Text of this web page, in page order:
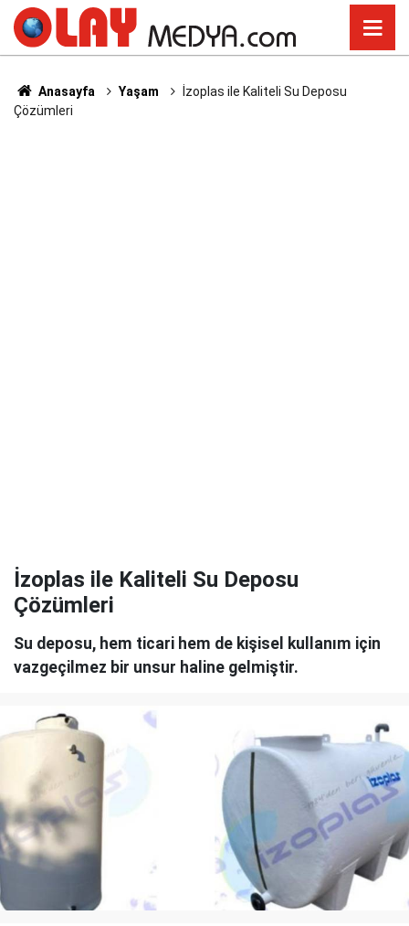
Anasayfa Yaşam
İzoplas ile Kaliteli Su Deposu
Çözümleri
İzoplas ile Kaliteli Su Deposu
Çözümleri
Su deposu, hem ticari hem de kişisel kullanım için
vazgeçilmez bir unsur haline gelmiştir.